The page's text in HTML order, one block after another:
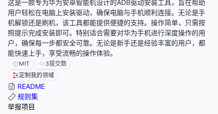
这是一款专为华为安卓智能机设计的ADB驱动安装工具，旨在帮助
用户轻松在电脑上安装驱动，确保电脑与手机顺利连接。无论是手
机解锁还是刷机，该工具都能提供便捷的支持。操作简单，只需按
照提示完成安装即可。特别适合需要对华为手机进行深度操作的用
户，确保每一步都安全可靠。无论是新手还是经验丰富的用户，都
能快速上手，享受流畅的操作体验。
MIT 3提交数
定制我的领域
README
规则集
举报项目